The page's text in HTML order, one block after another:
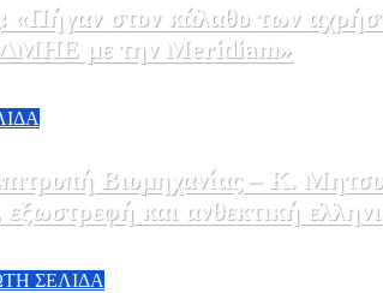
στον κάλαθο των
με την Meridiam»
Βιομηχανίας – Κ.
εξωστρεφή και ανθεκτική
ΣΕΛΙΔΑ